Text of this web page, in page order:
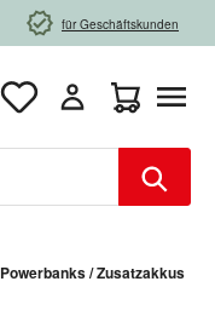
für Geschäftskunden
Powerbanks / Zusatzakkus